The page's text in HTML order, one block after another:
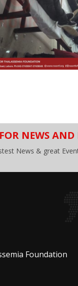
NEWS AND
News & great
Foundation